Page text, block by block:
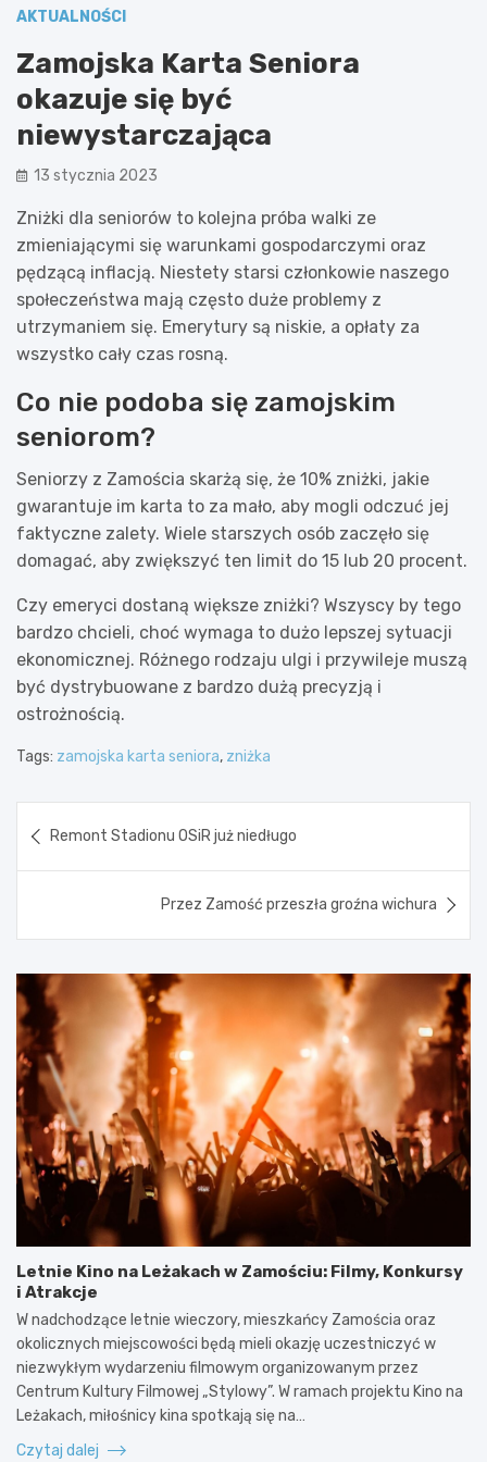
AKTUALNOŚCI
Zamojska Karta Seniora
okazuje się być
niewystarczająca
13 stycznia 2023
Zniżki dla seniorów to kolejna próba walki ze
zmieniającymi się warunkami gospodarczymi oraz
pędzącą inflacją. Niestety starsi członkowie naszego
społeczeństwa mają często duże problemy z
utrzymaniem się. Emerytury są niskie, a opłaty za
wszystko cały czas rosną.
Co nie podoba się zamojskim
seniorom?
Seniorzy z Zamościa skarżą się, że 10% zniżki, jakie
gwarantuje im karta to za mało, aby mogli odczuć jej
faktyczne zalety. Wiele starszych osób zaczęło się
domagać, aby zwiększyć ten limit do 15 lub 20 procent.
Czy emeryci dostaną większe zniżki? Wszyscy by tego
bardzo chcieli, choć wymaga to dużo lepszej sytuacji
ekonomicznej. Różnego rodzaju ulgi i przywileje muszą
być dystrybuowane z bardzo dużą precyzją i
ostrożnością.
Tags: zamojska karta seniora, zniżka
wpisu
Remont Stadionu OSiR już niedługo
Przez Zamość przeszła groźna wichura
Letnie Kino na Leżakach w Zamościu: Filmy, Konkursy
i Atrakcje
W nadchodzące letnie wieczory, mieszkańcy Zamościa oraz
okolicznych miejscowości będą mieli okazję uczestniczyć w
niezwykłym wydarzeniu filmowym organizowanym przez
Centrum Kultury Filmowej „Stylowy”. W ramach projektu Kino na
Leżakach, miłośnicy kina spotkają się na…
Czytaj dalej